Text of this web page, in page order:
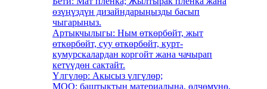
өзүңүздүн дизайндарыңызды басып
чыгарыңыз.
Артыкчылыгы: Ным өткөрбөйт, жыт
өткөрбөйт, суу өткөрбөйт, курт-
кумурскалардан коргойт жана чачырап
кетүүдөн сактайт.
Үлгүлөр: Акысыз үлгүлөр;
MOQ: баштыктын материалына, өлчөмүнө,